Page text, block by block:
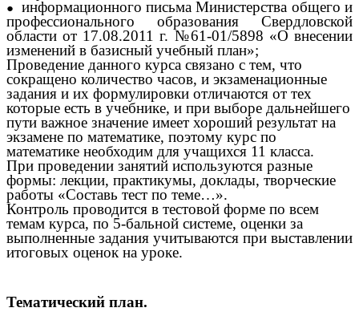
информационного письма Министерства общего и
профессионального образования Свердловской
области от 17.08.2011 г. №61-01/5898 «О внесении
изменений в базисный учебный план»;
Проведение данного курса связано с тем, что
сокращено количество часов, и экзаменационные
задания и их формулировки отличаются от тех
которые есть в учебнике, и при выборе дальнейшего
пути важное значение имеет хороший результат на
экзамене по математике, поэтому курс по
математике необходим для учащихся 11 класса.
При проведении занятий используются разные
формы: лекции, практикумы, доклады, творческие
работы «Составь тест по теме…».
Контроль проводится в тестовой форме по всем
темам курса, по 5-бальной системе, оценки за
выполненные задания учитываются при выставлении
итоговых оценок на уроке.
Тематический план.